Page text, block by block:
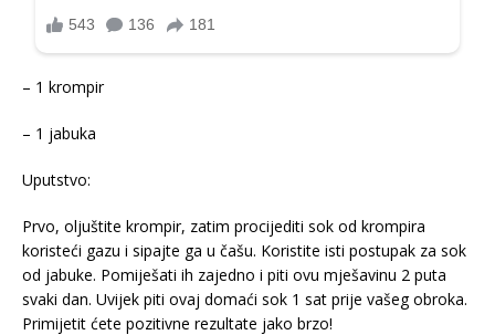
– 1 krompir
– 1 jabuka
Uputstvo:
Prvo, oljuštite krompir, zatim procijediti sok od krompira
koristeći gazu i sipajte ga u čašu. Koristite isti postupak za sok
od jabuke. Pomiješati ih zajedno i piti ovu mješavinu 2 puta
svaki dan. Uvijek piti ovaj domaći sok 1 sat prije vašeg obroka.
Primijetit ćete pozitivne rezultate jako brzo!